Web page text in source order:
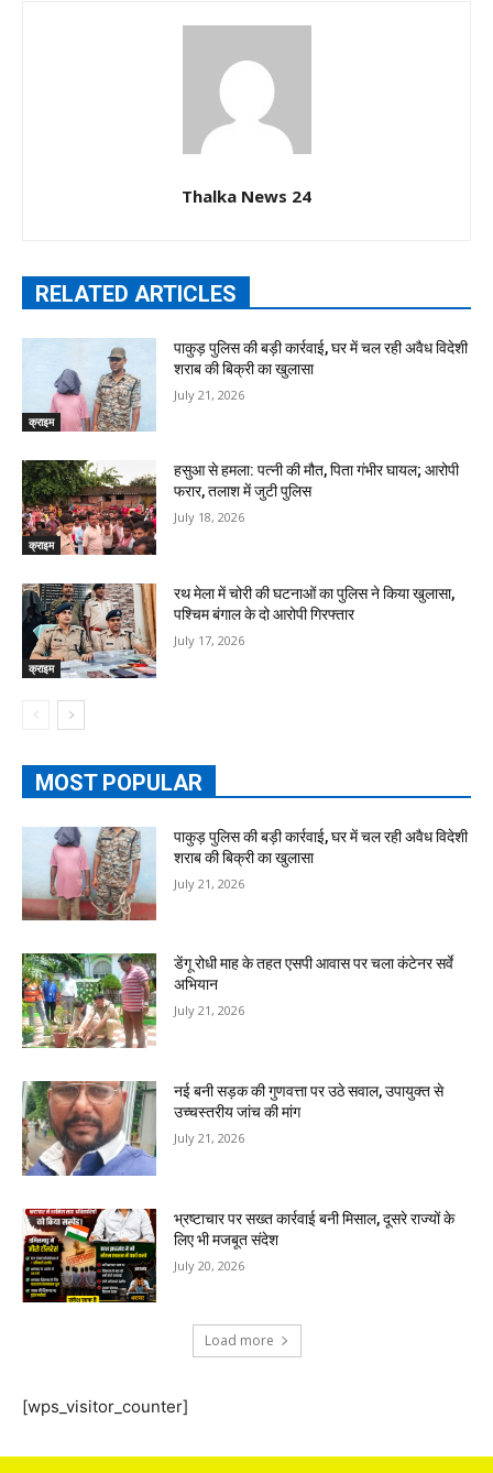
Thalka News 24
RELATED ARTICLES
क्राइम
पाकुड़ पुलिस की बड़ी कार्रवाई, घर में चल रही अवैध विदेशी
शराब की बिक्री का खुलासा
July 21, 2026
क्राइम
हसुआ से हमला: पत्नी की मौत, पिता गंभीर घायल; आरोपी
फरार, तलाश में जुटी पुलिस
July 18, 2026
क्राइम
रथ मेला में चोरी की घटनाओं का पुलिस ने किया खुलासा,
पश्चिम बंगाल के दो आरोपी गिरफ्तार
July 17, 2026
MOST POPULAR
पाकुड़ पुलिस की बड़ी कार्रवाई, घर में चल रही अवैध विदेशी
शराब की बिक्री का खुलासा
July 21, 2026
डेंगू रोधी माह के तहत एसपी आवास पर चला कंटेनर सर्वे
अभियान
July 21, 2026
नई बनी सड़क की गुणवत्ता पर उठे सवाल, उपायुक्त से
उच्चस्तरीय जांच की मांग
July 21, 2026
भ्रष्टाचार पर सख्त कार्रवाई बनी मिसाल, दूसरे राज्यों के
लिए भी मजबूत संदेश
July 20, 2026
Load more
[wps_visitor_counter]